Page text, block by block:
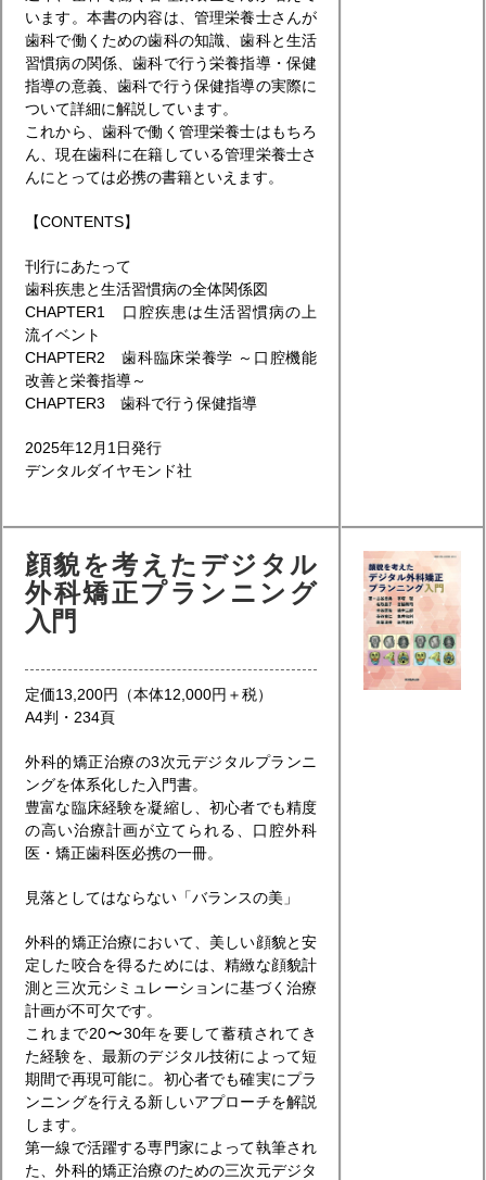
います。本書の内容は、管理栄養士さんが
歯科で働くための歯科の知識、歯科と生活
習慣病の関係、歯科で行う栄養指導・保健
指導の意義、歯科で行う保健指導の実際に
ついて詳細に解説しています。
これから、歯科で働く管理栄養士はもちろ
ん、現在歯科に在籍している管理栄養士さ
んにとっては必携の書籍といえます。
【CONTENTS】
刊行にあたって
歯科疾患と生活習慣病の全体関係図
CHAPTER1 口腔疾患は生活習慣病の上
流イベント
CHAPTER2 歯科臨床栄養学 ～口腔機能
改善と栄養指導～
CHAPTER3 歯科で行う保健指導
2025年12月1日発行
デンタルダイヤモンド社
顔貌を考えたデジタル
外科矯正プランニング
入門
定価13,200円（本体12,000円＋税）
A4判・234頁
外科的矯正治療の3次元デジタルプランニ
ングを体系化した入門書。
豊富な臨床経験を凝縮し、初心者でも精度
の高い治療計画が立てられる、口腔外科
医・矯正歯科医必携の一冊。
見落としてはならない「バランスの美」
外科的矯正治療において、美しい顔貌と安
定した咬合を得るためには、精緻な顔貌計
測と三次元シミュレーションに基づく治療
計画が不可欠です。
これまで20〜30年を要して蓄積されてき
た経験を、最新のデジタル技術によって短
期間で再現可能に。初心者でも確実にプラ
ンニングを行える新しいアプローチを解説
します。
第一線で活躍する専門家によって執筆され
た、外科的矯正治療のための三次元デジタ